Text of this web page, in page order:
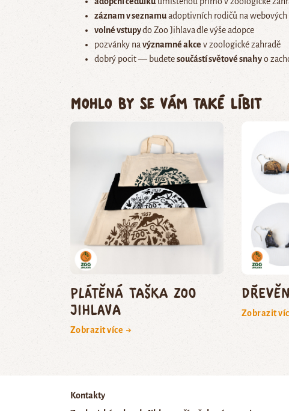
záznam v seznamuadoptivních rodičů na webových
volné vstupydo Zoo Jihlavadle výše adopce
pozvánky na významné akce v zoologické zahradě
dobrý pocit — budetesoučástí světové snahyo
Mohlo by se vám také líbit
Plátěná taška Zoo
Jihlava
Zobrazit více →
Zobrazit
Kontakty